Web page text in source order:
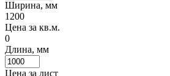
Ширина, мм
1200
Цена за кв.м.
0
Длина, мм
Цена за лист